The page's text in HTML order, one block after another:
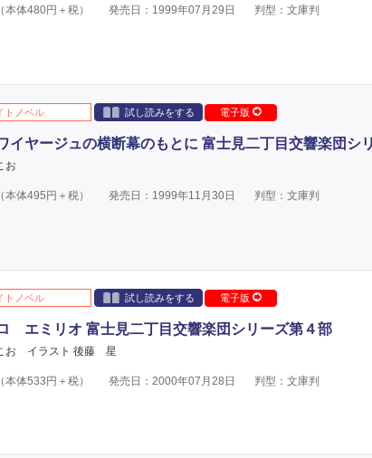
本体480円＋税） 発売日：1999年07月29日 判型：文庫判
トノベル 試し読みをする 電子版
イヤージュの横断幕のもとに 富士見二丁目交響楽団シ
お
本体495円＋税） 発売日：1999年11月30日 判型：文庫判
トノベル 試し読みをする 電子版
エミリオ 富士見二丁目交響楽団シリーズ第４部
お イラスト 後藤 星
本体533円＋税） 発売日：2000年07月28日 判型：文庫判